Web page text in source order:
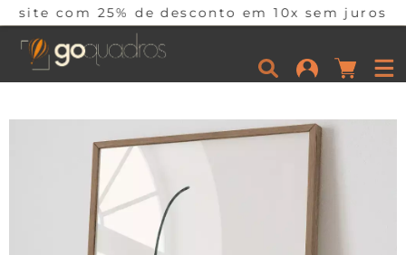
de desconto em 10x sem juros por tempo